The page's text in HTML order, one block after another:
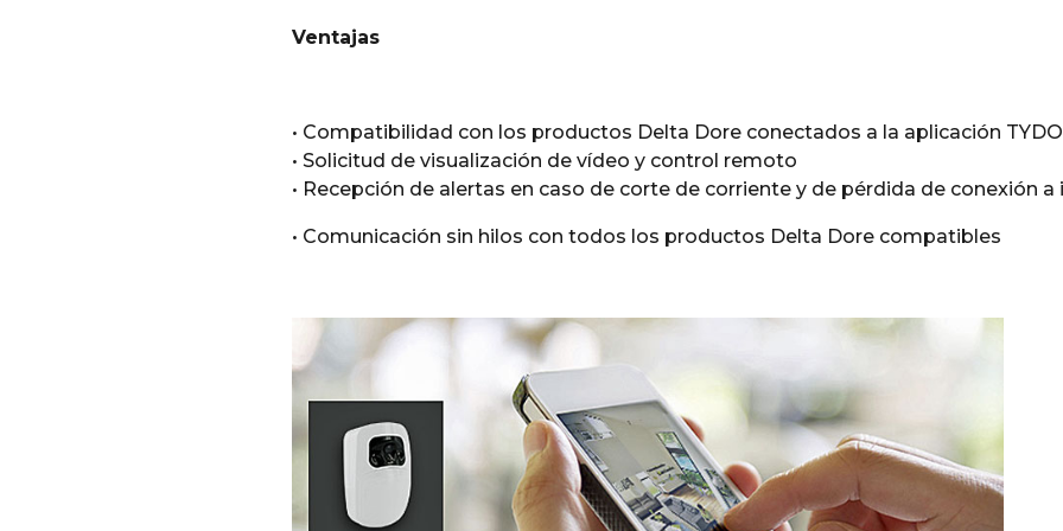
Ventajas
• Compatibilidad con los productos Delta Dore conectados a la aplicación
• Solicitud de visualización de vídeo y control remoto
• Recepción de alertas en caso de corte de corriente y de pérdida de conexión
• Comunicación sin hilos con todos los productos Delta Dore compatibles